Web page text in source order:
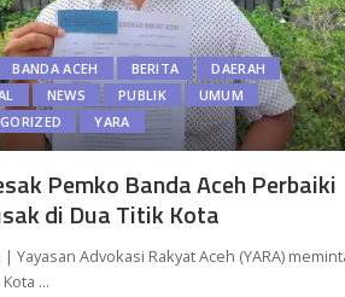
BANDA ACEH BERITA
DAERAH
NEWS PUBLIK
UMUM
YARA
Pemko Banda Aceh Perbaiki
di Dua Titik Kota
Yayasan Advokasi Rakyat Aceh (YARA)
...